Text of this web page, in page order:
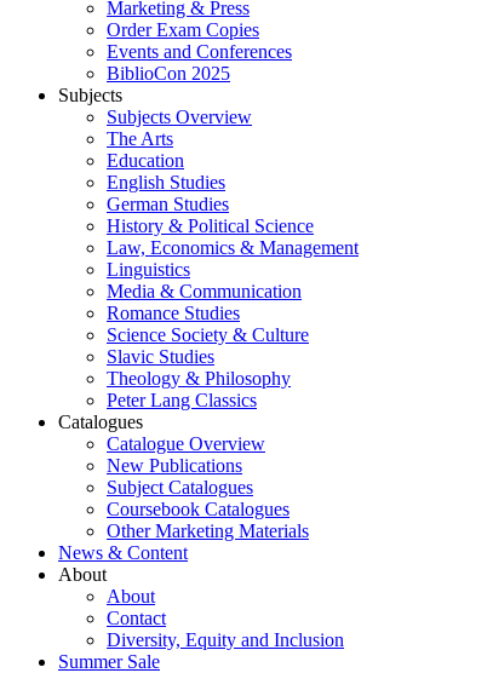
Marketing & Press
Order Exam Copies
Events and Conferences
BiblioCon 2025
Subjects
Subjects Overview
The Arts
Education
English Studies
German Studies
History & Political Science
Law, Economics & Management
Linguistics
Media & Communication
Romance Studies
Science Society & Culture
Slavic Studies
Theology & Philosophy
Peter Lang Classics
Catalogues
Catalogue Overview
New Publications
Subject Catalogues
Coursebook Catalogues
Other Marketing Materials
News & Content
About
About
Contact
Diversity, Equity and Inclusion
Summer Sale